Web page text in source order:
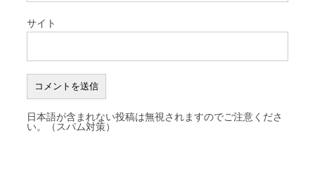
サイト
日本語が含まれない投稿は無視されますのでご注意くださ
い。（スパム対策）